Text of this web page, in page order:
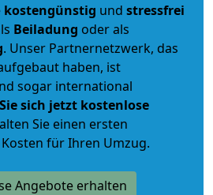
kostengünstig und stressfrei
Beiladung oder als
. Unser Partnernetzwerk, das
haben, ist
sogar international
sich jetzt kostenlose
Sie einen ersten
für Ihren Umzug.
Angebote erhalten